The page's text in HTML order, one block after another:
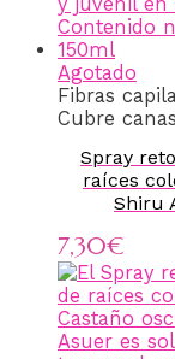
Agotado
Fibras
Cubre canas
Spray
raíces
Shiru
7,30€